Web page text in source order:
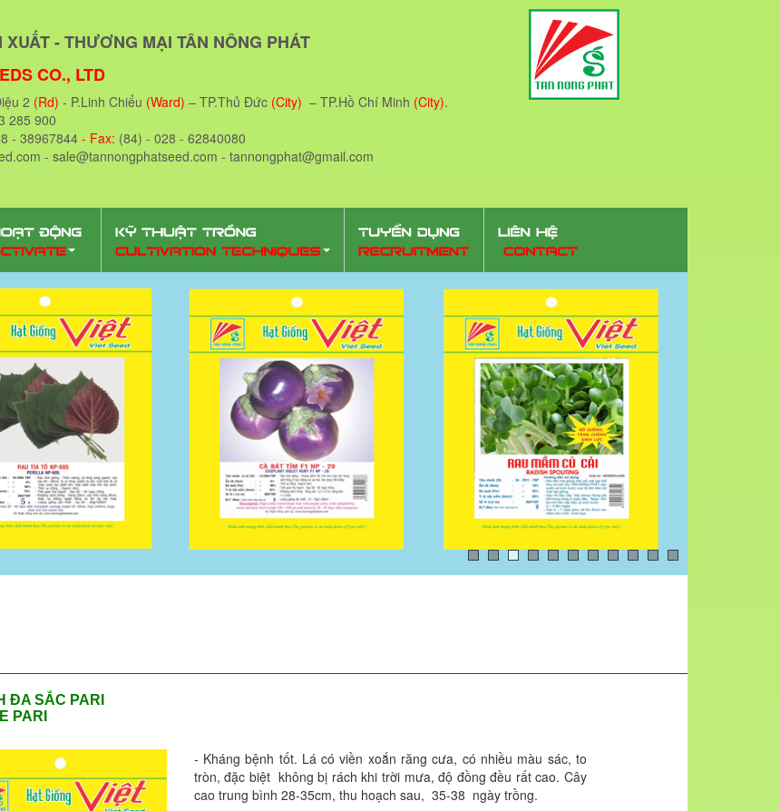
- THƯƠNG MẠI TÂN NÔNG PHÁT
CO., LTD
2 (Rd) - P.Linh Chiểu (Ward) – TP.Thủ Đức (City) – TP.Hồ Chí Minh (City).
285 900
- 38967844- Fax: (84) - 028 - 62840080
- sale@tannongphatseed.com - tannongphat@gmail.com
ĐA SẮC PARI
PARI
- Kháng bệnh tốt. Lá có viền xoắn răng cưa, có nhiều màu sác, to
tròn, đặc biệt không bị rách khi trời mưa, độ đồng đều rất cao. Cây
cao trung bình 28-35cm, thu hoạch sau, 35-38 ngày trồng.